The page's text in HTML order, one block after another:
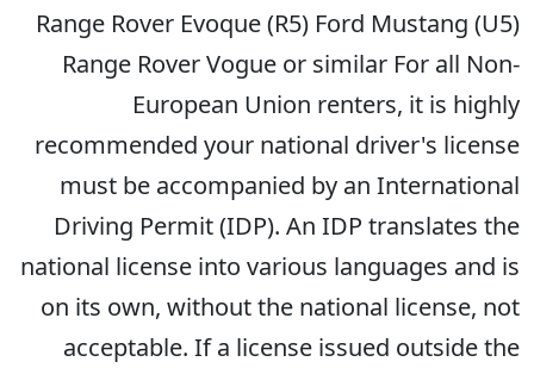
Range Rover Evoque (R5) Ford Mustang (U5)
Range Rover Vogue or similar For all Non-
European Union renters, it is highly
recommended your national driver's license
must be accompanied by an International
Driving Permit (IDP). An IDP translates the
national license into various languages and is
on its own, without the national license, not
acceptable. If a license issued outside the